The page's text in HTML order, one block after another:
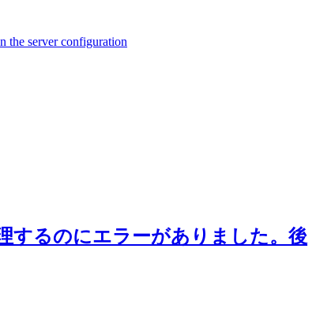
the server configuration
するのにエラーがありました。後